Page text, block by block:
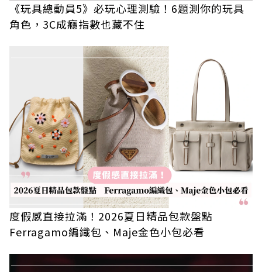
《玩具總動員5》必玩心理測驗！6題測你的玩具
角色，3C成癮指數也藏不住
度假感直接拉滿！2026夏日精品包款盤點
Ferragamo編織包、Maje金色小包必看